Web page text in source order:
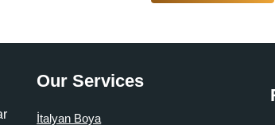
Our Services
İtalyan Boya